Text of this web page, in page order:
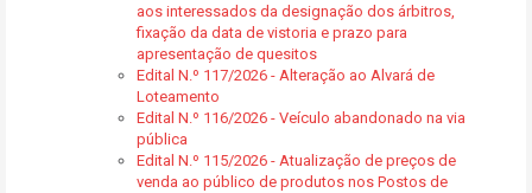
aos interessados da designação dos árbitros,
fixação da data de vistoria e prazo para
apresentação de quesitos
Edital N.º 117/2026 - Alteração ao Alvará de
Loteamento
Edital N.º 116/2026 - Veículo abandonado na via
pública
Edital N.º 115/2026 - Atualização de preços de
venda ao público de produtos nos Postos de